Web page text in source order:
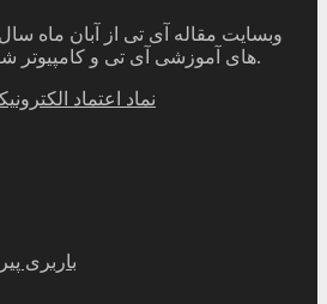
های آموزشی آی تی و کامپیوتر شروع به فعالیت کرده است.
باربری